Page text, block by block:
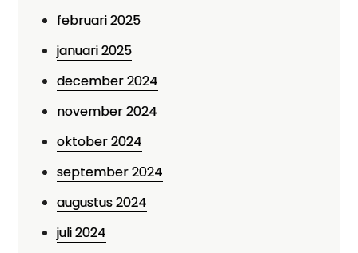
februari 2025
januari 2025
december 2024
november 2024
oktober 2024
september 2024
augustus 2024
juli 2024